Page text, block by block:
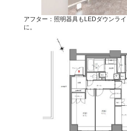
アフター：照明器具もLEDダウンラ
に。